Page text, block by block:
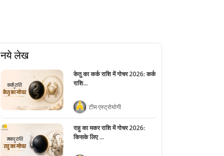
नये लेख
केतु का कर्क राशि में गोचर 2026: कर्क
राशि...
टीम एस्ट्रोयोगी
राहु का मकर राशि में गोचर 2026:
किसके लिए ...